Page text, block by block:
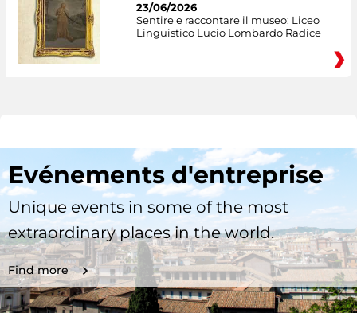
23/06/2026
Sentire e raccontare il museo: Liceo
Linguistico Lucio Lombardo Radice
Evénements d'entreprise
Unique events in some of the most
extraordinary places in the world.
Find more